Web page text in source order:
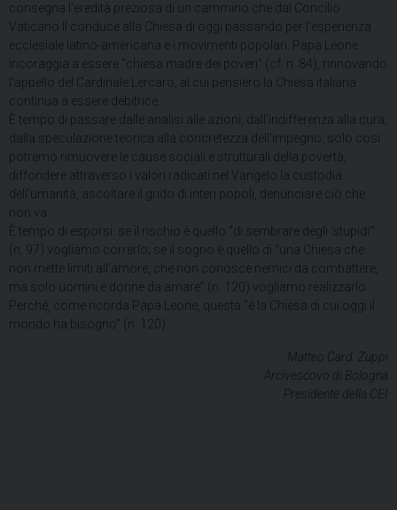
consegna l’eredità preziosa di un cammino che dal Concilio
Vaticano II conduce alla Chiesa di oggi passando per l’esperienza
ecclesiale latino-americana e i movimenti popolari. Papa Leone
incoraggia a essere “chiesa madre dei poveri” (cf. n. 84), rinnovando
l’appello del Cardinale Lercaro, al cui pensiero la Chiesa italiana
continua a essere debitrice.
È tempo di passare dalle analisi alle azioni, dall’indifferenza alla cura,
dalla speculazione teorica alla concretezza dell’impegno: solo così
potremo rimuovere le cause sociali e strutturali della povertà,
diffondere attraverso i valori radicati nel Vangelo la custodia
dell’umanità, ascoltare il grido di interi popoli, denunciare ciò che
non va.
È tempo di esporsi: se il rischio è quello “di sembrare degli ‘stupidi’”
(n. 97) vogliamo correrlo; se il sogno è quello di “una Chiesa che
non mette limiti all’amore, che non conosce nemici da combattere,
ma solo uomini e donne da amare” (n. 120) vogliamo realizzarlo.
Perché, come ricorda Papa Leone, questa “è la Chiesa di cui oggi il
mondo ha bisogno” (n. 120).
Matteo Card. Zuppi
Arcivescovo di Bologna
Presidente della CEI